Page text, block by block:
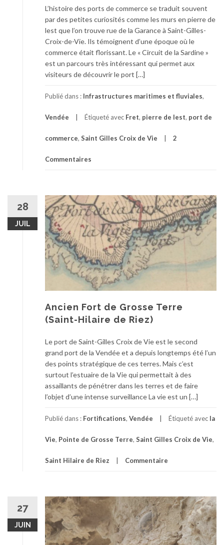
L’histoire des ports de commerce se traduit souvent
par des petites curiosités comme les murs en pierre de
lest que l’on trouve rue de la Garance à Saint-Gilles-
Croix-de-Vie. Ils témoignent d’une époque où le
commerce était florissant. Le « Circuit de la Sardine »
est un parcours très intéressant qui permet aux
visiteurs de découvrir le port […]
Publié dans : Infrastructures maritimes et fluviales,
Vendée Étiqueté avec Fret, pierre de lest, port de
commerce, Saint Gilles Croix de Vie 2
Commentaires
28
JUIL
Ancien Fort de Grosse Terre
(Saint-Hilaire de Riez)
Le port de Saint-Gilles Croix de Vie est le second
grand port de la Vendée et a depuis longtemps été l’un
des points stratégique de ces terres. Mais c’est
surtout l’estuaire de la Vie qui permettait à des
assaillants de pénétrer dans les terres et de faire
l’objet d’une intense surveillance La vie est un […]
Publié dans : Fortifications, Vendée Étiqueté avec la
Vie, Pointe de Grosse Terre, Saint Gilles Croix de Vie,
Saint Hilaire de Riez Commentaire
27
JUIN